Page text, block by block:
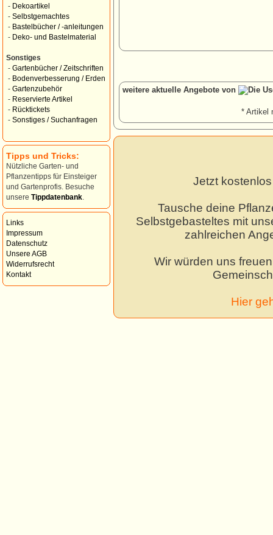
- Dekoartikel
- Selbstgemachtes
- Bastelbücher / -anleitungen
- Deko- und Bastelmaterial
Sonstiges
- Gartenbücher / Zeitschriften
- Bodenverbesserung / Erden
- Gartenzubehör
- Reservierte Artikel
- Rücktickets
- Sonstiges / Suchanfragen
Tipps und Tricks:
Nützliche Garten- und
Pflanzentipps für Einsteiger
und Gartenprofis. Besuche
unsere Tippdatenbank
Links
Impressum
Datenschutz
Unsere AGB
Widerrufsrecht
Kontakt
weitere aktuelle Angebote von
* Artikel
Jetzt
Tausche deine
Selbstgebasteltes mit
zahlreichen
Wir würden uns
Hier